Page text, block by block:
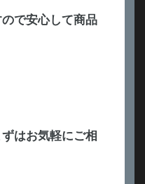
で安心して商品
ずはお気軽にご相